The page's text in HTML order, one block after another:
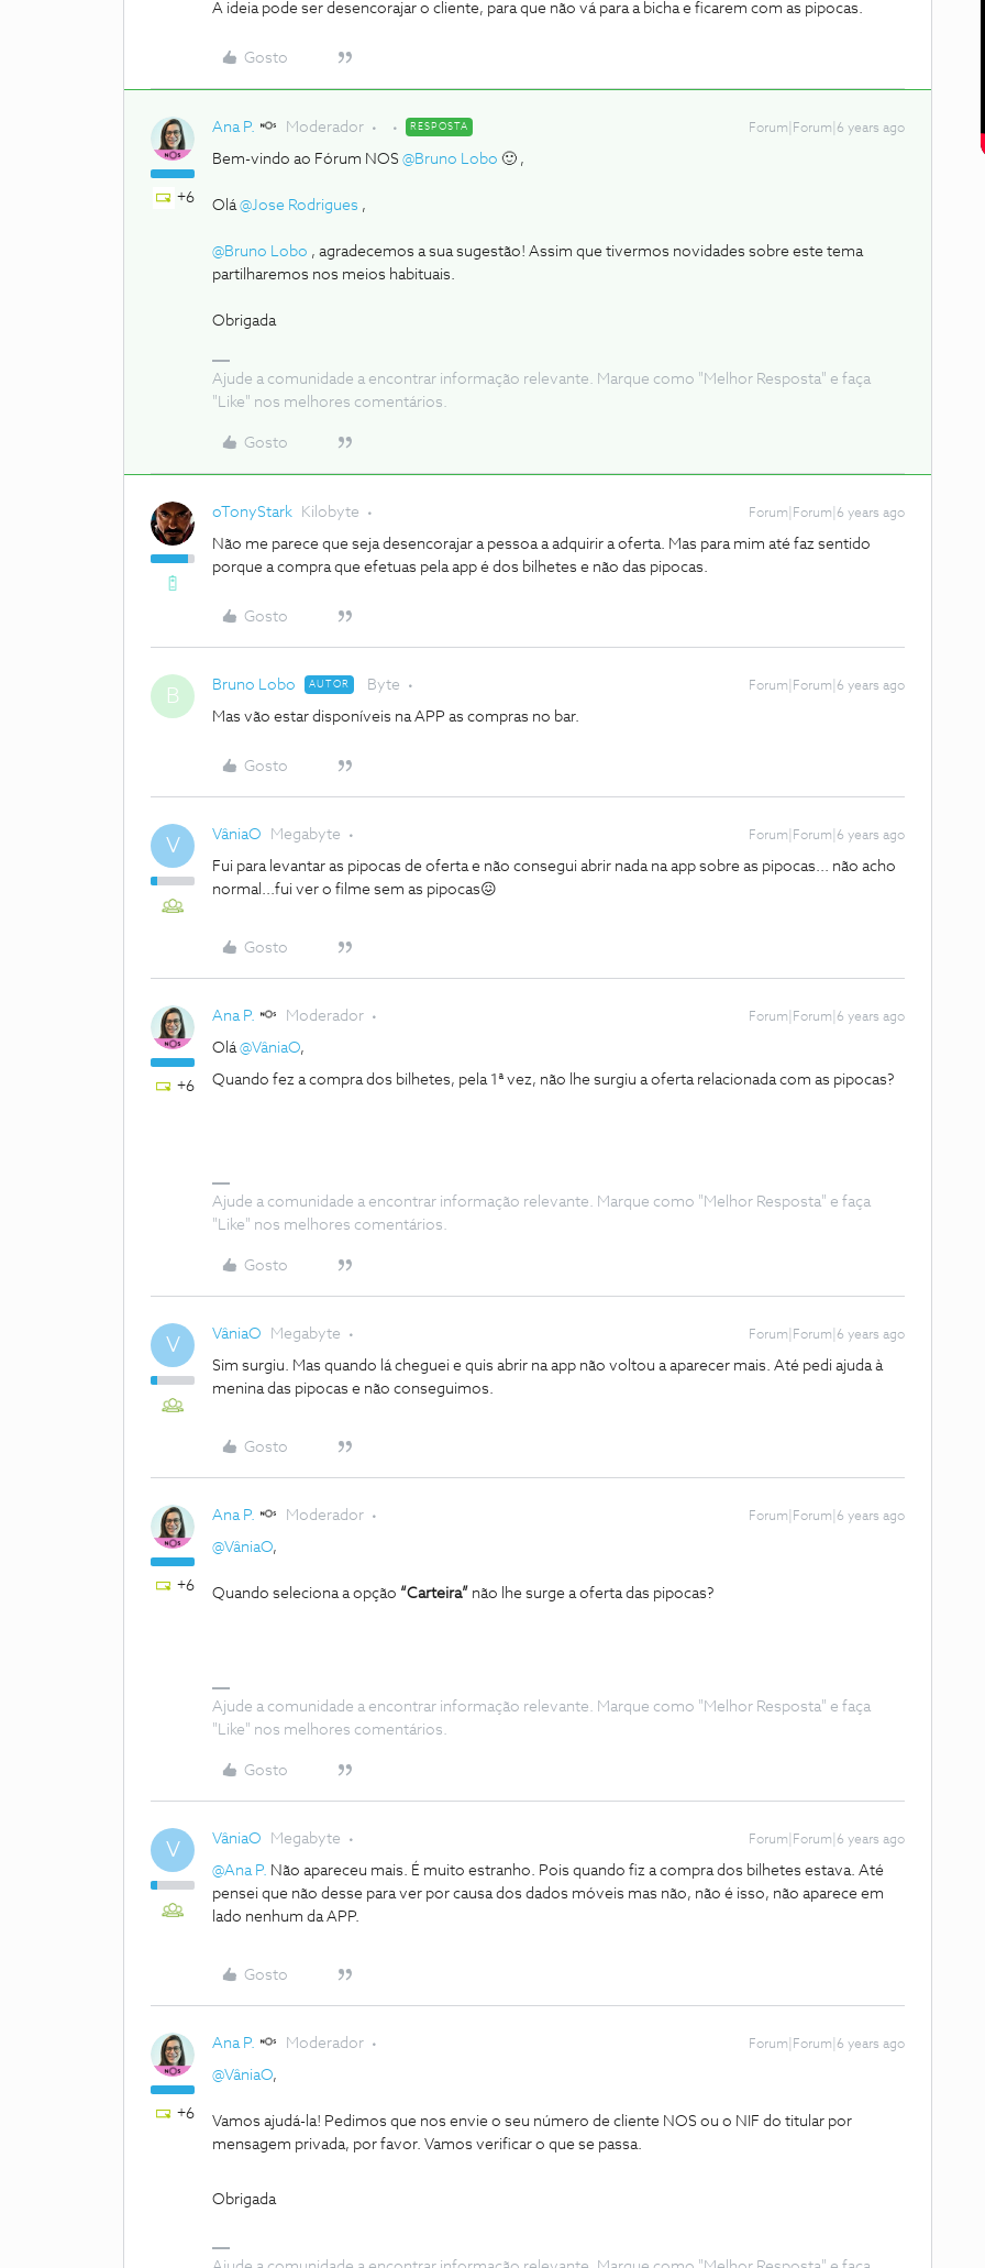
A ideia pode ser desencorajar o cliente, para que não vá para a bicha e ficarem com as pipocas.
Gosto
+6
Ana P. Moderador RESPOSTA Forum|Forum|6 years ago
Bem-vindo ao Fórum NOS @Bruno Lobo 🙂 ,
Olá@Jose Rodrigues ,
@Bruno Lobo , agradecemos a sua sugestão! Assim que tivermos novidades sobre este tema
partilharemos nos meios habituais.
Obrigada
Ajude a comunidade a encontrar informação relevante. Marque como "Melhor Resposta" e faça
"Like" nos melhores comentários.
Gosto
oTonyStark Kilobyte Forum|Forum|6 years ago
Não me parece que seja desencorajar a pessoa a adquirir a oferta. Mas para mim até faz sentido
porque a compra que efetuas pela app é dos bilhetes e não das pipocas.
Gosto
B Bruno Lobo AUTOR Byte Forum|Forum|6 years ago
Mas vão estar disponíveis na APP as compras no bar.
Gosto
V VâniaO Megabyte Forum|Forum|6 years ago
Fui para levantar as pipocas de oferta e não consegui abrir nada na app sobre as pipocas... não acho
normal...fui ver o filme sem as pipocas😖
Gosto
+6
Ana P. Moderador Forum|Forum|6 years ago
Olá@VâniaO,
Quando fez a compra dos bilhetes, pela 1ª vez, não lhe surgiu a oferta relacionada com as pipocas?
Ajude a comunidade a encontrar informação relevante. Marque como "Melhor Resposta" e faça
"Like" nos melhores comentários.
Gosto
V VâniaO Megabyte Forum|Forum|6 years ago
Sim surgiu. Mas quando lá cheguei e quis abrir na app não voltou a aparecer mais. Até pedi ajuda à
menina das pipocas e não conseguimos.
Gosto
+6
Ana P. Moderador Forum|Forum|6 years ago
@VâniaO,
Quando seleciona a opção “Carteira” não lhe surge a oferta das pipocas?
Ajude a comunidade a encontrar informação relevante. Marque como "Melhor Resposta" e faça
"Like" nos melhores comentários.
Gosto
V VâniaO Megabyte Forum|Forum|6 years ago
@Ana P. Não apareceu mais. É muito estranho. Pois quando fiz a compra dos bilhetes estava. Até
pensei que não desse para ver por causa dos dados móveis mas não, não é isso, não aparece em
lado nenhum da APP.
Gosto
+6
Ana P. Moderador Forum|Forum|6 years ago
@VâniaO,
Vamos ajudá-la! Pedimos que nos envie o seu número de cliente NOS ou o NIF do titular por
mensagem privada, por favor. Vamos verificar o que se passa.
Obrigada